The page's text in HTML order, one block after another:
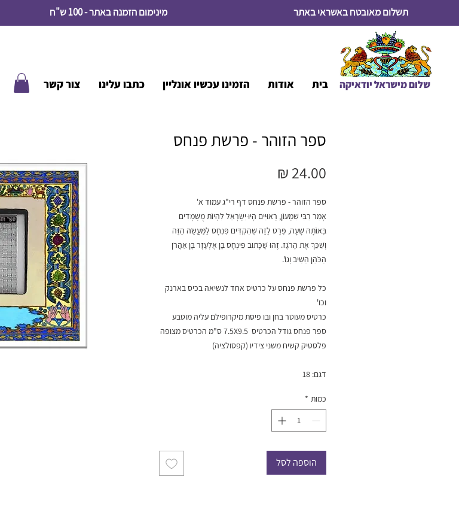
מינימום הזמנה באתר - 100 ש"ח תשלום מאובטח באשראי באתר
שלום מישראל יודאיקה בית אודות הזמינו עכשיו אונליין כתבו עלינו צור קשר
ספר הזוהר - פרשת פנחס
ספר הזוהר - פרשת פנחס דף רי"ג עמוד א'
אָמַר רַבִּי שִׁמְעוֹן, רְאוּיִים הָיוּ יִשְׂרָאֵל לִהְיוֹת מֻשְׁמָדִים
בְּאוֹתָהּ שָׁעָה, פְּרָט לָזֶה שֶׁהִקְדִּים פִּנְחָס לַמַּעֲשֶׂה הַזֶּה
וְשִׁכֵּךְ אֶת הָרֹגֶז. זֶהוּ שֶׁכָּתוּב פִּינְחָס בֶּן אֶלְעָזָר בֶּן אַהֲרֹן
הַכֹּהֵן הֵשִׁיב וְגוֹ'.
כל פרשת פנחס על כרטיס אחד לנשיאה בכיס בארנק
וכו'
כרטיס מעוטר בחן ובו פיסת מיקרופילם עליה מוטבע
ספר פנחס גודל הכרטיס 7.5X9.5 ס"מ הכרטיס מצופה
פלסטיק קשיח משני צידיו (קפסולציה)
דגם: 18
כמות *
הוספה לסל